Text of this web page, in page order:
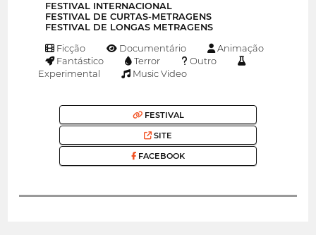
FESTIVAL INTERNACIONAL
FESTIVAL DE CURTAS-METRAGENS
FESTIVAL DE LONGAS METRAGENS
Ficção Documentário
Animação
Fantástico
Terror
Outro
Experimental
Music Video
FESTIVAL
SITE
FACEBOOK